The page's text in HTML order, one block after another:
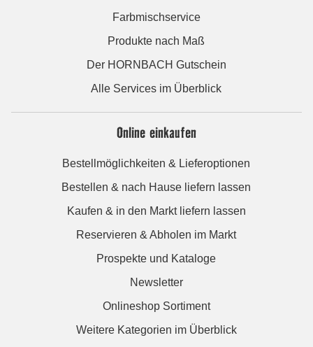
Farbmischservice
Produkte nach Maß
Der HORNBACH Gutschein
Alle Services im Überblick
Online einkaufen
Bestellmöglichkeiten & Lieferoptionen
Bestellen & nach Hause liefern lassen
Kaufen & in den Markt liefern lassen
Reservieren & Abholen im Markt
Prospekte und Kataloge
Newsletter
Onlineshop Sortiment
Weitere Kategorien im Überblick